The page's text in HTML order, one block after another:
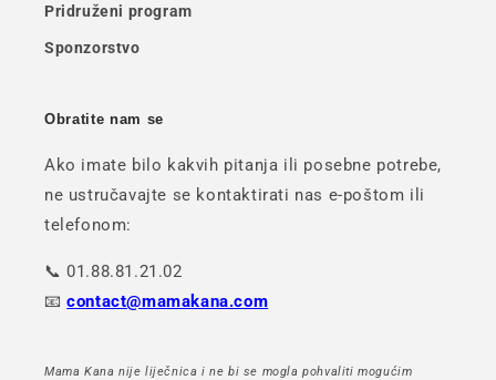
Pridruženi program
Sponzorstvo
Obratite nam se
Ako imate bilo kakvih pitanja ili posebne potrebe,
ne ustručavajte se kontaktirati nas e-poštom ili
telefonom:
📞 01.88.81.21.02
📧contact@mamakana.com
Mama Kana nije liječnica i ne bi se mogla pohvaliti mogućim